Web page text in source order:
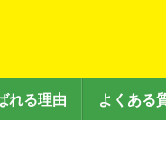
れる理由 よくある